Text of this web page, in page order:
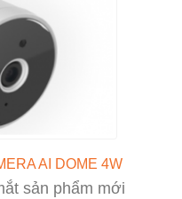
AI DOME 4W
sản phẩm mới